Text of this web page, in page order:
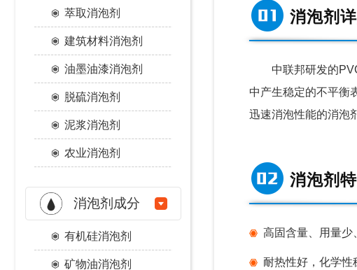
萃取消泡剂
建筑材料消泡剂
油墨油漆消泡剂
脱硫消泡剂
泥浆消泡剂
农业消泡剂
消泡剂成分
有机硅消泡剂
矿物油消泡剂
消泡剂
中联邦研发的PVC
中产生稳定的不平衡
迅速消泡性能的消泡
消泡剂
高固含量、用量少
耐热性好，化学性